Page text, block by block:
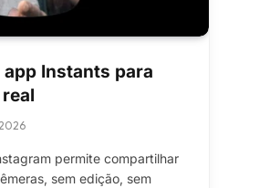
Instants para
permite compartilhar
sem edição, sem